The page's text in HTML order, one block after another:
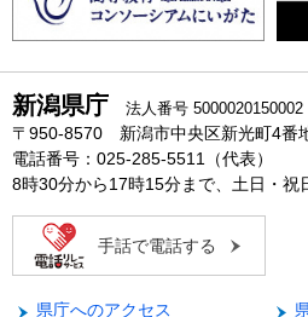
新潟県庁 法人番号 5000020150002
〒950-8570 新潟市中央区新光町4番
電話番号：025-285-5511（代表）
8時30分から17時15分まで、土日・祝
手話で電話する
県庁へのアクセス